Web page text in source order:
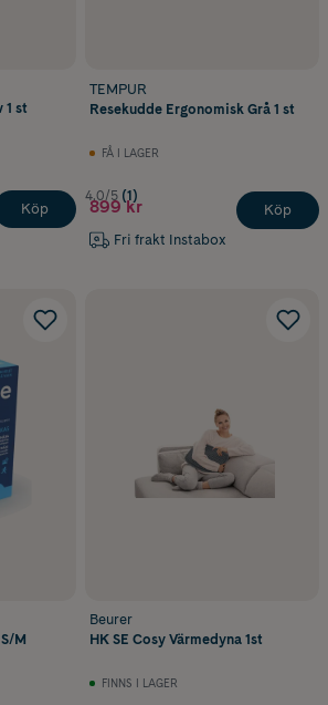
1 st
Köp
TEMPUR
Resekudde Ergonomisk Grå 1 st
FÅ I LAGER
4.0/5 (1)
899 kr
Fri frakt Instabox
Köp
M
Beurer
HK SE Cosy Värmedyna 1st
FINNS I LAGER